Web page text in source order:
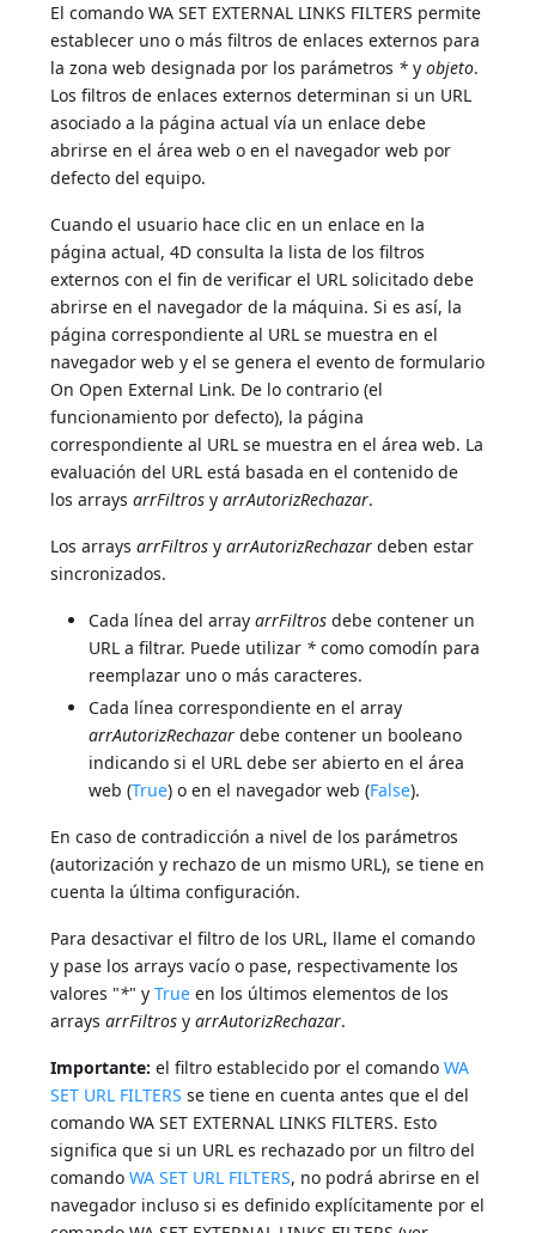
El comando WA SET EXTERNAL LINKS FILTERS permite
establecer uno o más filtros de enlaces externos para
la zona web designada por los parámetros * yobjeto.
Los filtros de enlaces externos determinan si un URL
asociado a la página actual vía un enlace debe
abrirse en el área web o en el navegador web por
defecto del equipo.
Cuando el usuario hace clic en un enlace en la
página actual, 4D consulta la lista de los filtros
externos con el fin de verificar el URL solicitado debe
abrirse en el navegador de la máquina. Si es así, la
página correspondiente al URL se muestra en el
navegador web y el se genera el evento de formulario
On Open External Link. De lo contrario (el
funcionamiento por defecto), la página
correspondiente al URL se muestra en el área web. La
evaluación del URL está basada en el contenido de
los arraysarrFiltros yarrAutorizRechazar.
Los arraysarrFiltros yarrAutorizRechazar deben estar
sincronizados.
Cada línea del arrayarrFiltros debe contener un
URL a filtrar. Puede utilizar * como comodín para
reemplazar uno o más caracteres.
Cada línea correspondiente en el array
arrAutorizRechazar debe contener un booleano
indicando si el URL debe ser abierto en el área
web (True) o en el navegador web (False).
En caso de contradicción a nivel de los parámetros
(autorización y rechazo de un mismo URL), se tiene en
cuenta la última configuración.
Para desactivar el filtro de los URL, llame el comando
y pase los arrays vacío o pase, respectivamente los
valores "*" yTrue en los últimos elementos de los
arraysarrFiltros yarrAutorizRechazar.
Importante: el filtro establecido por el comandoWA
SET URL FILTERS se tiene en cuenta antes que el del
comando WA SET EXTERNAL LINKS FILTERS. Esto
significa que si un URL es rechazado por un filtro del
comandoWA SET URL FILTERS, no podrá abrirse en el
navegador incluso si es definido explícitamente por el